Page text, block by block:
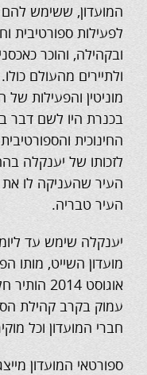
המועדון, ששימש
לפעילות ספורטיבית
ובקהילה, והוכר
ולתיירים מהעולם כולו.
מוניטין והפעילות של
בכנרת היו לשם דבר
החינוכית
לזכותו של יענקלה
העיר שהעניקה לו את
העיר טבריה.
יענקלה שימש עד
מועדון השייט, מותו
אוגוסט
עמוק בקרב קהילת
חברי המועדון וכל
ספורטאי המועדון